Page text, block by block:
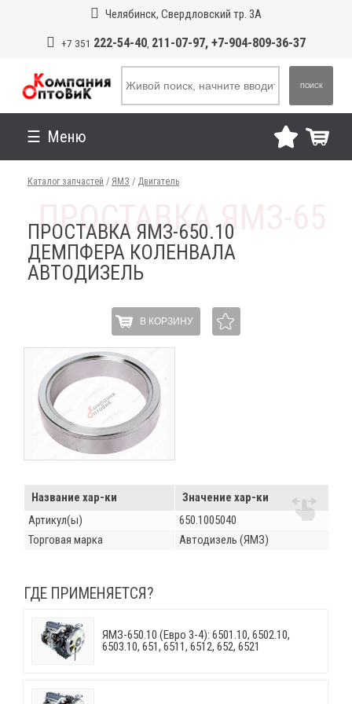
Челябинск, Свердловский тр. 3А
+7 351 222-54-40, 211-07-97, +7-904-809-36-37
ПОИСК
Меню
Каталог запчастей / ЯМЗ / Двигатель
ПРОСТАВКА ЯМЗ-650.10
ДЕМПФЕРА КОЛЕНВАЛА
АВТОДИЗЕЛЬ
В КОРЗИНУ
Название хар-ки
Значение хар-ки
Артикул(ы)
650.1005040
Торговая марка
Автодизель (ЯМЗ)
ГДЕ ПРИМЕНЯЕТСЯ?
ЯМЗ-650.10 (Евро 3-4): 6501.10, 6502.10,
6503.10, 651, 6511, 6512, 652, 6521